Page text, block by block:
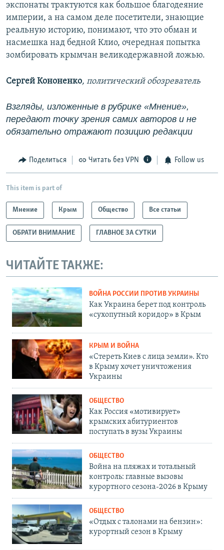
экспонаты трактуются как большое благодеяние
империи, а на самом деле посетители, знающие
реальную историю, понимают, что это обман и
насмешка над бедной Клио, очередная попытка
зомбировать крымчан великодержавной ложью.
Сергей Кононенко, политический обозреватель
Взгляды, изложенные в рубрике «Мнение»,
передают точку зрения самих авторов и не
обязательно отражают позицию редакции
Поделиться Читать без VPN Follow us
This item is part of
Мнение Крым Общество Все статьи
ОБРАТИ ВНИМАНИЕ ГЛАВНОЕ ЗА СУТКИ
ЧИТАЙТЕ ТАКЖЕ:
ВОЙНА РОССИИ ПРОТИВ УКРАИНЫ
Как Украина берет под контроль
«сухопутный коридор» в Крым
КРЫМ И ВОЙНА
«Стереть Киев с лица земли». Кто
в Крыму хочет уничтожения
Украины
ОБЩЕСТВО
Как Россия «мотивирует»
крымских абитуриентов
поступать в вузы Украины
ОБЩЕСТВО
Война на пляжах и тотальный
контроль: главные вызовы
курортного сезона-2026 в Крыму
ОБЩЕСТВО
«Отдых с талонами на бензин»:
курортный сезон в Крыму